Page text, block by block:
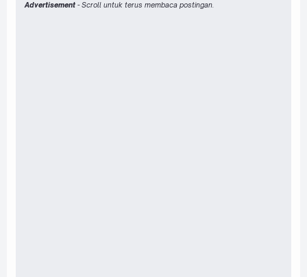
Advertisement - Scroll untuk terus membaca postingan.